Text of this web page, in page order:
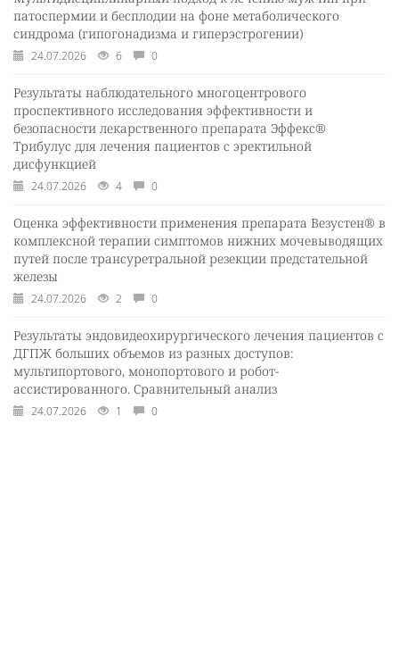
патоспермии и бесплодии на фоне метаболического
синдрома (гипогонадизма и гиперэстрогении)
24.07.2026 6 0
Результаты наблюдательного многоцентрового
проспективного исследования эффективности и
безопасности лекарственного препарата Эффекс®
Трибулус для лечения пациентов с эректильной
дисфункцией
24.07.2026 4 0
Оценка эффективности применения препарата Везустен® в
комплексной терапии симптомов нижних мочевыводящих
путей после трансуретральной резекции предстательной
железы
24.07.2026 2 0
Результаты эндовидеохирургического лечения пациентов с
ДГПЖ больших объемов из разных доступов:
мультипортового, монопортового и робот-
ассистированного. Сравнительный анализ
24.07.2026 1 0